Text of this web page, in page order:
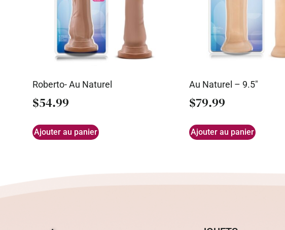
Roberto- Au Naturel
$54.99
Ajouter au panier
Au Naturel – 9.5″
$79.99
Ajouter au panier